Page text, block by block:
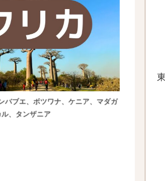
バブエ、ボツワナ、ケニア、マダガ
ル、タンザニア